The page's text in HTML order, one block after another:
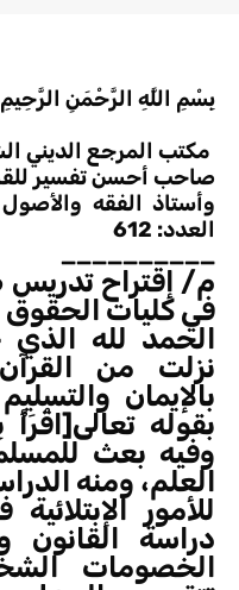
بِسْمِ اللَّهِ الرَّحْمَنِ الرَّحِيمِ
مكتب المرجع الديني
صاحب أحسن تفسير
وأستاذ الفقه
العدد: 612
__________ التاريخ:
م/ إقتراح تدريس
في كليات الحقوق
الحمد لله
نزلت من
بالإيمان
بقوله
وفيه بعث
العلم، ومنه
للأمور
دراسة القانون
الخصومات